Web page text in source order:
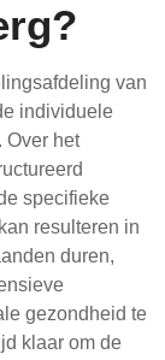
van
individuele
Over het
specifieke
resulteren in
duren,
gezondheid te
klaar om de